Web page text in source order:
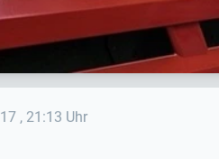
, 21:13 Uhr